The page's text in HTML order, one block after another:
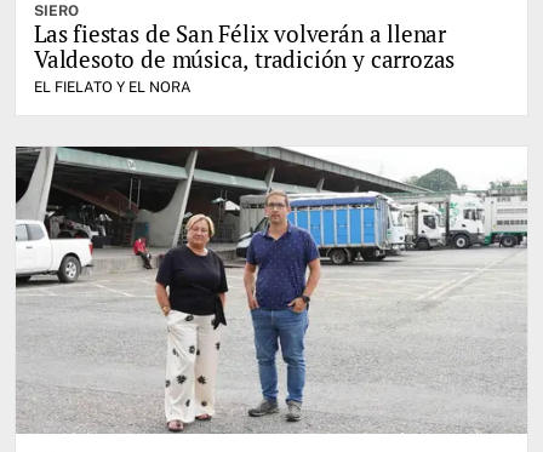
SIERO
Las fiestas de San Félix volverán a llenar
Valdesoto de música, tradición y carrozas
EL FIELATO Y EL NORA